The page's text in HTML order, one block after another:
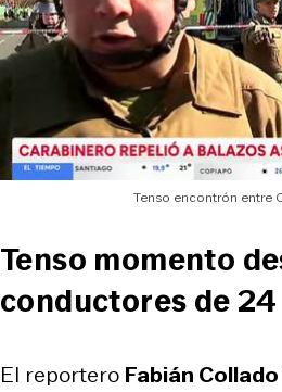
Tenso encontrón entre
Tenso momento
conductores de
El reportero Fabián Collado